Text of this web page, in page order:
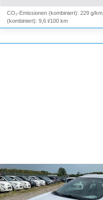
CO₂-Emissionen (kombiniert): 229 g/
(kombiniert): 9,6 l/100 km